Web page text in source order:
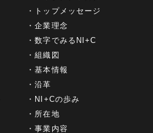
トップメッセージ
企業理念
数字でみるNI+C
組織図
基本情報
沿革
NI+Cの歩み
所在地
事業内容